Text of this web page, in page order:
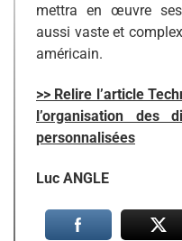
mettra en œuvre
aussi vaste et
américain.
>> Relire l’article
l’organisation des
personnalisées
Luc ANGLE